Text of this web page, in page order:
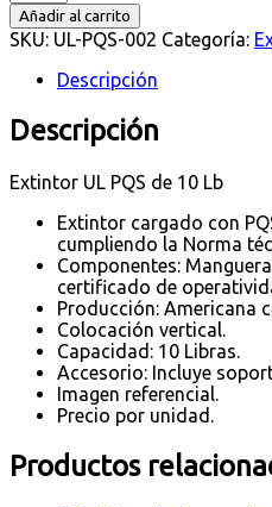
Extintor
UL
PQS
Lb
cantidad
Añadir al carrito
SKU: UL-PQS-002 Categoría:
Descripción
Descripción
Extintor UL PQS de 10 Lb
Extintor cargado con
cumpliendo la Norma
Componentes:
certificado de
Producción: Americana
Colocación vertical.
Capacidad: 10 Libras.
Accesorio: Incluye
Imagen referencial.
Precio por unidad.
Productos